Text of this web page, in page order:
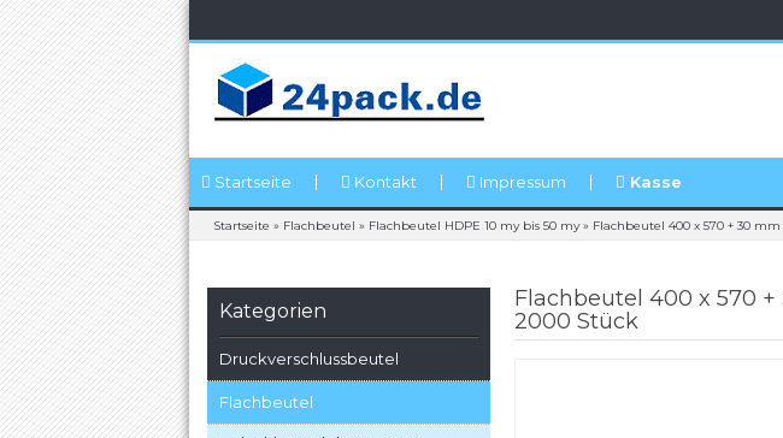
Startseite Kontakt Impressum Kasse
Startseite » Flachbeutel » Flachbeutel HDPE 10 my bis 50 my» Flachbeutel 400 x 570 + 30
Kategorien
Druckverschlussbeutel
Flachbeutel
Flachbeutel 400 x 570
2000 Stück